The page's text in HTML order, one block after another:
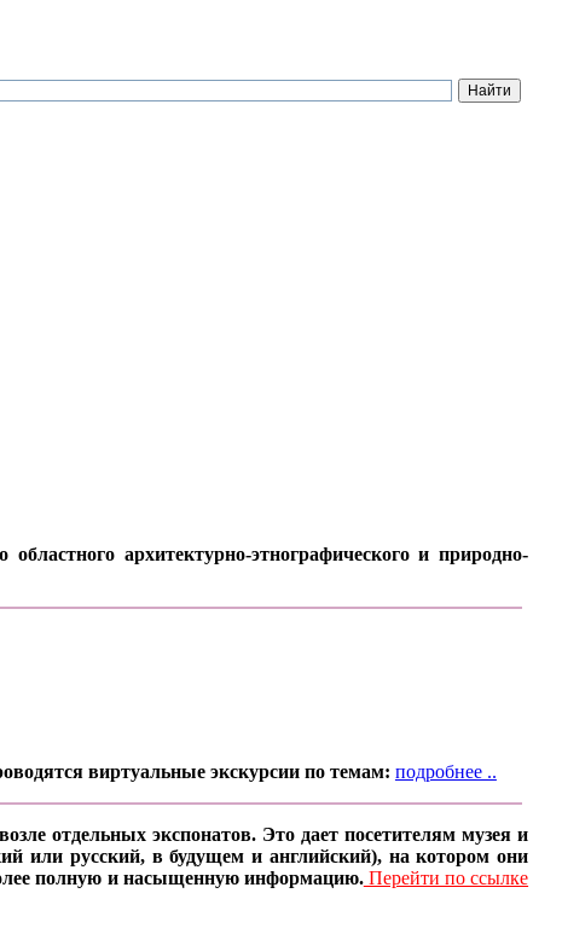
архитектурно-этнографического и природно-
виртуальные экскурсии по темам: подробнее ..
отдельных экспонатов. Это дает посетителям музея и
или русский, в будущем и английский), на котором они
полную и насыщенную информацию.Перейти по ссылке